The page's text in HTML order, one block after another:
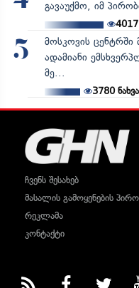
გავაუქმო, იმ
4017
5
მოსკოვის ცენტრში
ადამიანი
მე...
3780ნახვა
ჩვენს შესახებ
მასალის გამოყენების
რეკლამა
კონტაქტი